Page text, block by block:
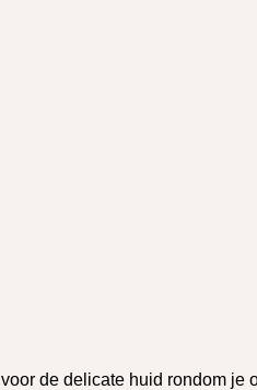
voor de delicate huid rondom je